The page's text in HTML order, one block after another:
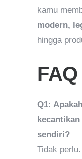
kamu
modern,
hingga
FAQ
Q1:
sendiri?
Tidak